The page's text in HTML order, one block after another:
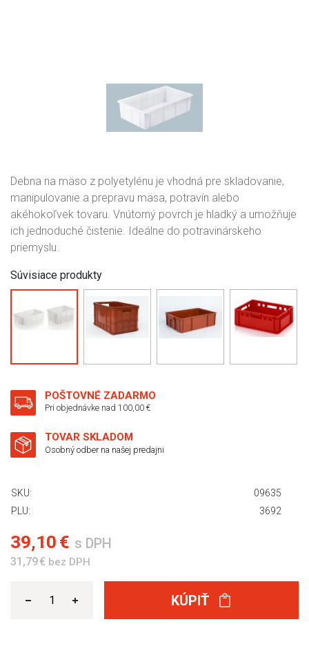
Debna na mäso z polyetylénu je vhodná pre skladovanie,
manipulovanie a prepravu mäsa, potravín alebo
akéhokoľvek tovaru. Vnútorný povrch je hladký a umožňuje
ich jednoduché čistenie. Ideálne do potravinárskeho
priemyslu.
Súvisiace produkty
POŠTOVNÉ ZADARMO
Pri objednávke nad 100,00 €
TOVAR SKLADOM
Osobný odber na našej predajni
SKU:
09635
PLU:
3692
39,10 € s DPH
31,79 € bez DPH
KÚPIŤ